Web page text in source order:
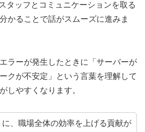
タッフとコミュニケーションを取る
かることで話がスムーズに進みま
ラーが発生したときに「サーバーが
クが不安定」という言葉を理解して
しやすくなります。
に、職場全体の効率を上げる貢献が